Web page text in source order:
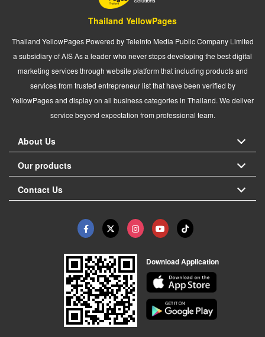
Thailand YellowPages
Thailand YellowPages Powered by Teleinfo Media Public Company Limited
a subsidiary of AIS As a leader who never stops developing the best digital
marketing services through website platform that including products and
services from trusted entrepreneur list that have been verified by
YellowPages and display on all business categories in Thailand. We deliver
service beyond expectation from professional team.
About Us
Our products
Contact Us
Download Application